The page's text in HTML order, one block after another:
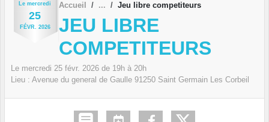
Le mercredi
25
FÉVR. 2026
Accueil Jeu libre competiteurs
JEU LIBRE
COMPETITEURS
Le mercredi 25 févr. 2026 de 19h à 20h
Lieu : Avenue du general de Gaulle 91250 Saint Germain Les Corbeil